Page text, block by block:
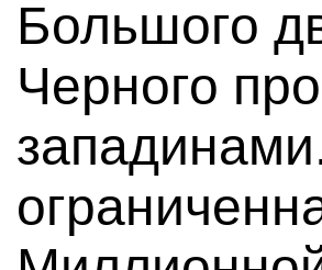
Большого
Черного